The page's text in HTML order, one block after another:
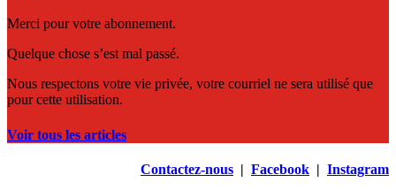
Merci pour votre abonnement.
Quelque chose s’est mal passé.
Nous respectons votre vie privée, votre courriel ne sera utilisé que
pour cette utilisation.
Voir tous les articles
Contactez-nous | Facebook | Instagram